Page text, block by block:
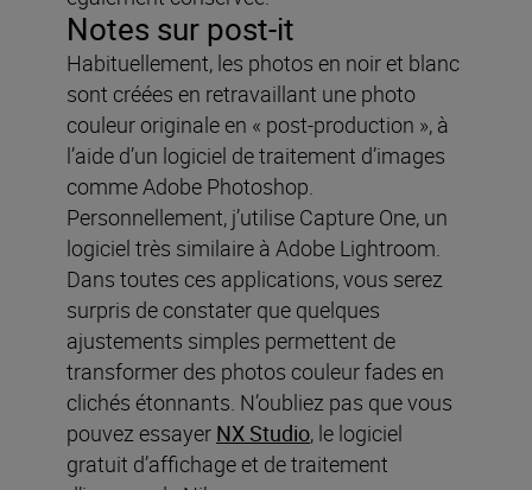
Notes sur post-it
Habituellement, les photos en noir et blanc
sont créées en retravaillant une photo
couleur originale en « post-production », à
l’aide d’un logiciel de traitement d’images
comme Adobe Photoshop.
Personnellement, j’utilise Capture One, un
logiciel très similaire à Adobe Lightroom.
Dans toutes ces applications, vous serez
surpris de constater que quelques
ajustements simples permettent de
transformer des photos couleur fades en
clichés étonnants. N’oubliez pas que vous
pouvez essayer NX Studio, le logiciel
gratuit d’affichage et de traitement